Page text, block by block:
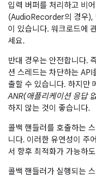
입력 버퍼를 처리하고 비
(AudioRecorder의 경우),
이 있습니다. 워크로드에
세요.
반대 경우는 안전합니다.
션 스레드는 차단하는
출할 수 있습니다. 하지만
ANR(애플리케이션 응답
하지 않는 것이 좋습니다.
콜백 핸들러를 호출하는
니다. 이러한 유연성이 주
서 향후 최적화가 가능하
콜백 핸들러가 실행되는